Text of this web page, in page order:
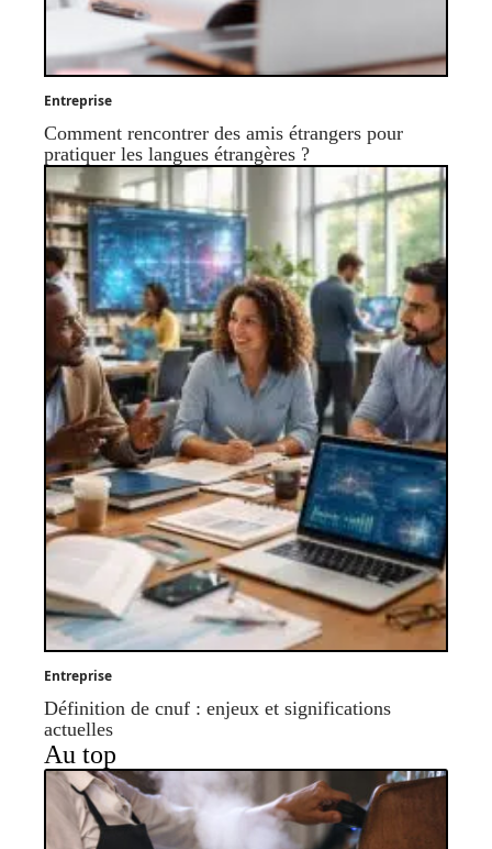
Entreprise
Comment rencontrer des amis étrangers pour
pratiquer les langues étrangères ?
Entreprise
Définition de cnuf : enjeux et significations
actuelles
Au top